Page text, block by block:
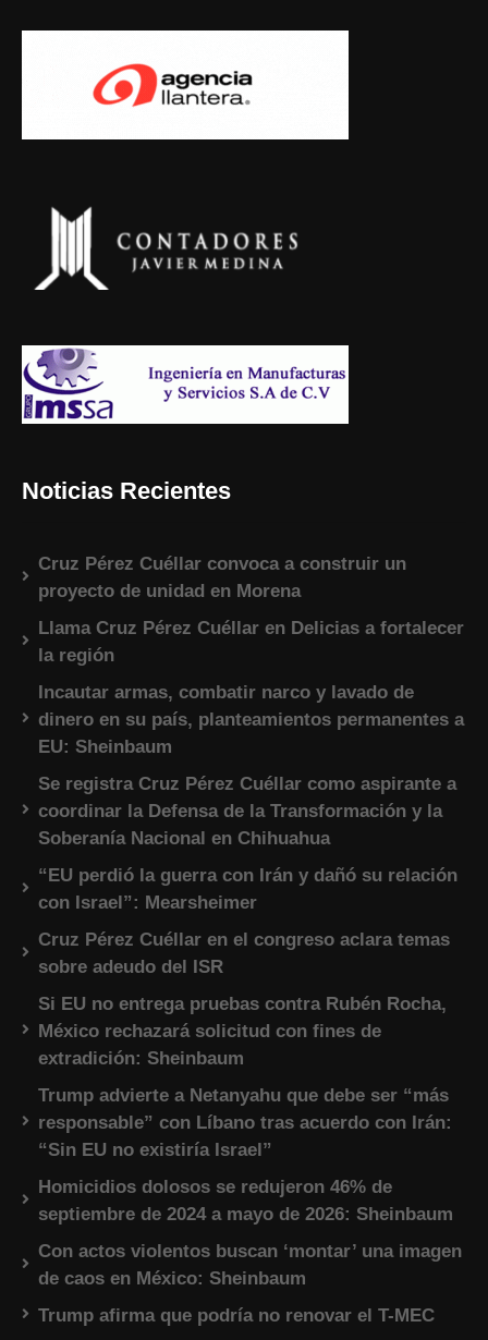
Noticias Recientes
Cruz Pérez Cuéllar convoca a construir un
proyecto de unidad en Morena
Llama Cruz Pérez Cuéllar en Delicias a fortalecer
la región
Incautar armas, combatir narco y lavado de
dinero en su país, planteamientos permanentes a
EU: Sheinbaum
Se registra Cruz Pérez Cuéllar como aspirante a
coordinar la Defensa de la Transformación y la
Soberanía Nacional en Chihuahua
“EU perdió la guerra con Irán y dañó su relación
con Israel”: Mearsheimer
Cruz Pérez Cuéllar en el congreso aclara temas
sobre adeudo del ISR
Si EU no entrega pruebas contra Rubén Rocha,
México rechazará solicitud con fines de
extradición: Sheinbaum
Trump advierte a Netanyahu que debe ser “más
responsable” con Líbano tras acuerdo con Irán:
“Sin EU no existiría Israel”
Homicidios dolosos se redujeron 46% de
septiembre de 2024 a mayo de 2026: Sheinbaum
Con actos violentos buscan ‘montar’ una imagen
de caos en México: Sheinbaum
Trump afirma que podría no renovar el T-MEC